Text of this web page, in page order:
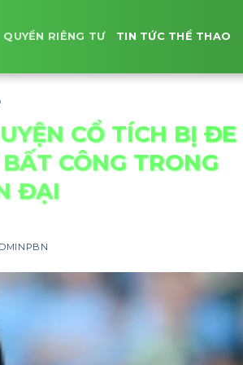
QUYỀN RIÊNG TƯ TIN TỨC THỂ THAO
CỔ TÍCH BỊ ĐE
CÔNG TRONG
ĐẠI